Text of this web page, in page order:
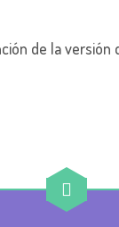
de la versión